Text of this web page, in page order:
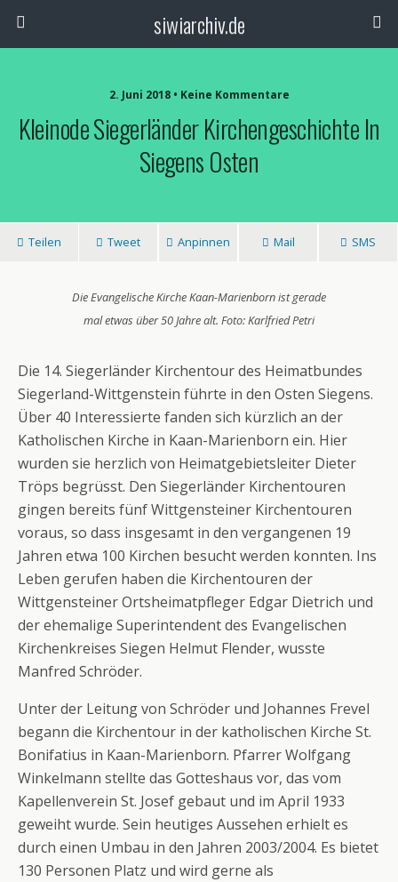
siwiarchiv.de
2. Juni 2018 • Keine Kommentare
Kleinode Siegerländer Kirchengeschichte In
Siegens Osten
Teilen Tweet Anpinnen Mail SMS
Die Evangelische Kirche Kaan-Marienborn ist gerade
mal etwas über 50 Jahre alt. Foto: Karlfried Petri
Die 14. Siegerländer Kirchentour des Heimatbundes
Siegerland-Wittgenstein führte in den Osten Siegens.
Über 40 Interessierte fanden sich kürzlich an der
Katholischen Kirche in Kaan-Marienborn ein. Hier
wurden sie herzlich von Heimatgebietsleiter Dieter
Tröps begrüsst. Den Siegerländer Kirchentouren
gingen bereits fünf Wittgensteiner Kirchentouren
voraus, so dass insgesamt in den vergangenen 19
Jahren etwa 100 Kirchen besucht werden konnten. Ins
Leben gerufen haben die Kirchentouren der
Wittgensteiner Ortsheimatpfleger Edgar Dietrich und
der ehemalige Superintendent des Evangelischen
Kirchenkreises Siegen Helmut Flender, wusste
Manfred Schröder.
Unter der Leitung von Schröder und Johannes Frevel
begann die Kirchentour in der katholischen Kirche St.
Bonifatius in Kaan-Marienborn. Pfarrer Wolfgang
Winkelmann stellte das Gotteshaus vor, das vom
Kapellenverein St. Josef gebaut und im April 1933
geweiht wurde. Sein heutiges Aussehen erhielt es
durch einen Umbau in den Jahren 2003/2004. Es bietet
130 Personen Platz und wird gerne als